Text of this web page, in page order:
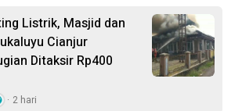
Listrik, Masjid dan
Cianjur
Ditaksir Rp400
2 hari